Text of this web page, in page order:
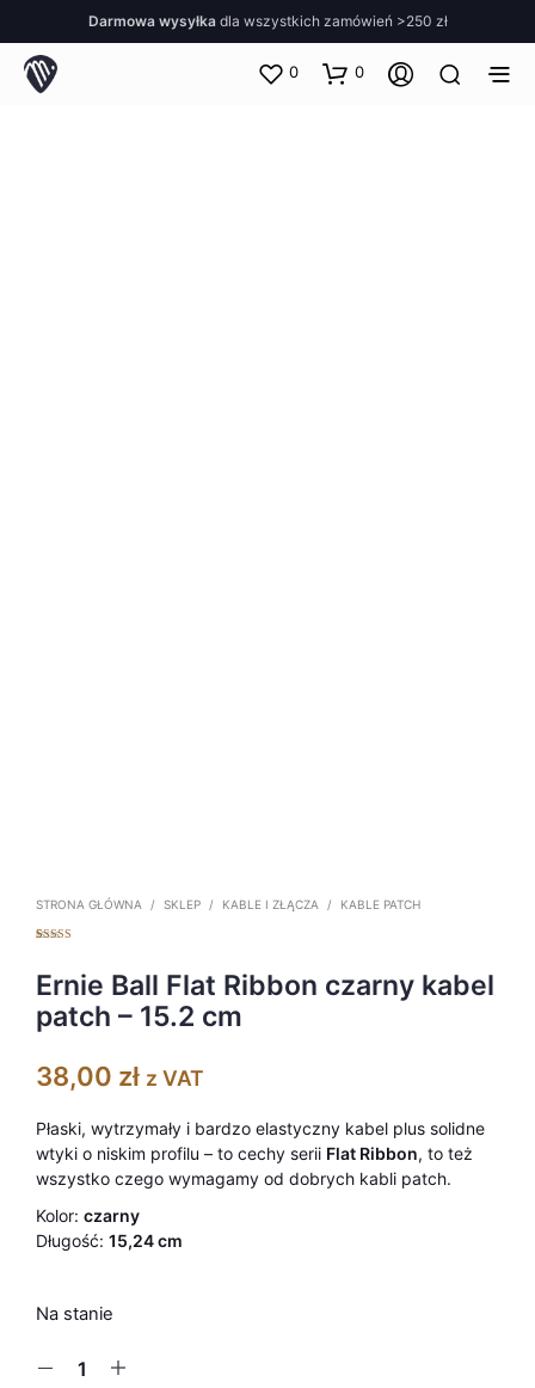
Darmowa wysyłka dla wszystkich zamówień >250 zł
0 0
STRONA GŁÓWNA / SKLEP / KABLE I ZŁĄCZA / KABLE PATCH
podstawie
ocen
klientów
Ernie Ball Flat Ribbon czarny kabel
patch – 15.2 cm
38,00 zł z VAT
Płaski, wytrzymały i bardzo elastyczny kabel plus solidne
wtyki o niskim profilu – to cechy serii Flat Ribbon, to też
wszystko czego wymagamy od dobrych kabli patch.
Kolor: czarny
Długość: 15,24 cm
Na stanie